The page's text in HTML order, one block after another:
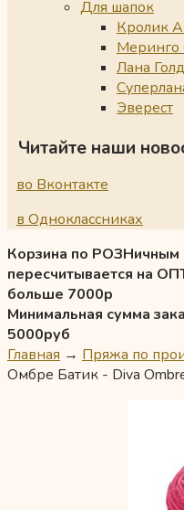
Для шапок
Кролик
Меринго
Лана Голд
Эверест
Читайте наши
во Вконтакте
в Одноклассниках
Корзина по РОЗНичным
пересчитывается на
больше 7000р
Минимальная сумма
5000руб
Главная → Пряжа по
Омбре Батик - Diva